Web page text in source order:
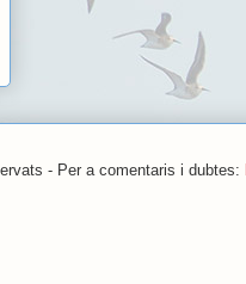
- Per a comentaris i dubtes: